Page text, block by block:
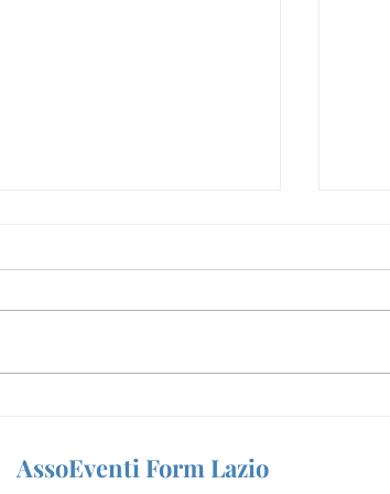
trasformare la passione in
lavoro
AssoEventi Form Lazio